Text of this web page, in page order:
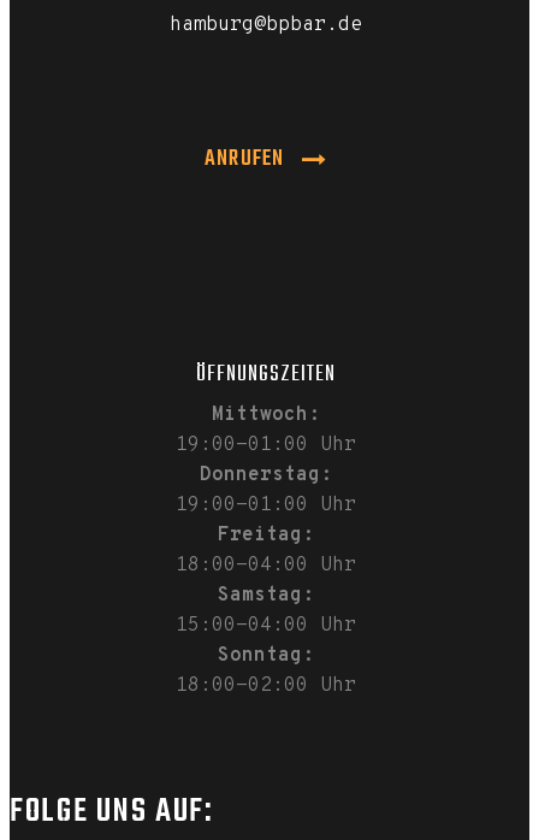
hamburg@bpbar.de
ANRUFEN
ÖFFNUNGSZEITEN
Mittwoch:
19:00-01:00 Uhr
Donnerstag:
19:00-01:00 Uhr
Freitag:
18:00-04:00 Uhr
Samstag:
15:00-04:00 Uhr
Sonntag:
18:00-02:00 Uhr
FOLGE UNS AUF: